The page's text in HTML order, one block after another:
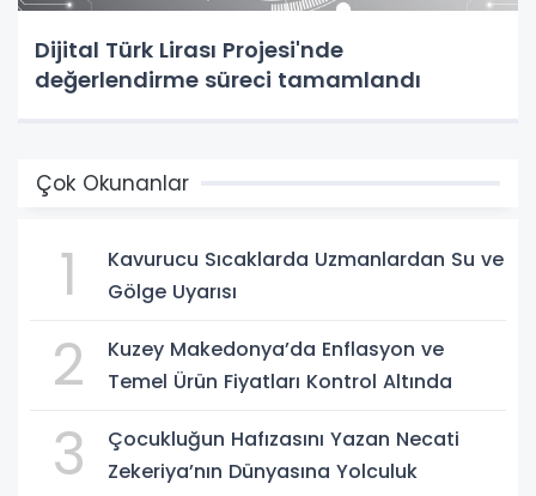
Dijital Türk Lirası Projesi'nde
değerlendirme süreci tamamlandı
Çok Okunanlar
1
Kavurucu Sıcaklarda Uzmanlardan Su ve
Gölge Uyarısı
2
Kuzey Makedonya’da Enflasyon ve
Temel Ürün Fiyatları Kontrol Altında
3
Çocukluğun Hafızasını Yazan Necati
Zekeriya’nın Dünyasına Yolculuk